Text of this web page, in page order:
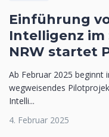
Einführung
Intelligenz
NRW startet
Ab Februar 2025 beginnt
wegweisendes
Intelli...
4. Februar 2025